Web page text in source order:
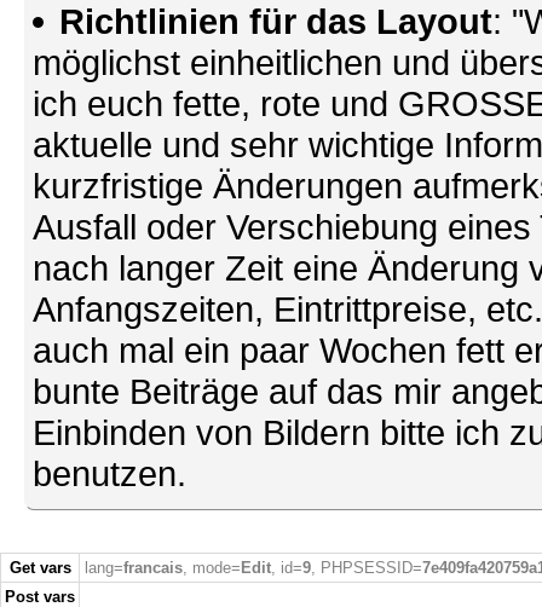
Richtlinien für das Layout:
möglichst einheitlichen und
ich euch fette, rote und
aktuelle und sehr wichtige
kurzfristige Änderungen
Ausfall oder Verschiebung
nach langer Zeit eine Änderung
Anfangszeiten, Eintrittpreise,
auch mal ein paar Wochen fett
bunte Beiträge auf das mir
Einbinden von Bildern bitte ich
benutzen.
Get vars lang=francais, mode= Edit, id=9, PHPSESSID=
Post vars